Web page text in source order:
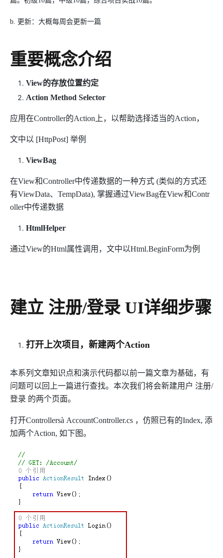
b. 更新：大概每周会更新一篇
重要概念介绍
View的存放位置约定
Action Method Selector
应用在Controller的Action上，以帮助选择适当的Action，
文中以 [HttpPost] 举例
ViewBag
在View和Controller中传递数据的一种方式 (类似的方式还
有ViewData、TempData), 掌握通过ViewBag在View和Contr
oller中传递数据
HtmlHelper
通过View的Html属性调用，文中以Html.BeginForm为例
建立 注册/登录 UI详细步骤
打开上次项目，新建两个Action
本系列文章知识点和演示代码都以前一篇文章为基础，有
问题可以回上一篇进行查找。本次我们将会新建用户 注册/
登录 的两个页面。
打开Controllersà AccountController.cs ，仿照已有的Index, 添
加两个Action, 如下图。